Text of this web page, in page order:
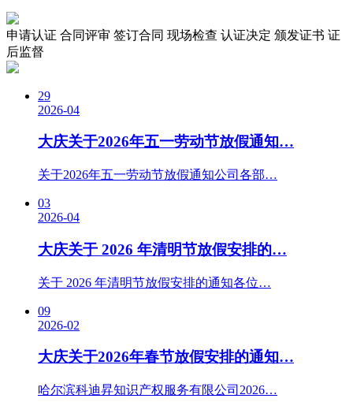
申请认证 合同评审 签订合同 现场检查 认证决定 颁发证书 证
后监督
29
2026-04
大庆关于2026年五一劳动节放假通知…
关于2026年五一劳动节放假通知公司各部…
03
2026-04
大庆关于 2026 年清明节放假安排的…
关于 2026 年清明节放假安排的通知各位…
09
2026-02
大庆关于2026年春节放假安排的通知…
哈尔滨科迪昇知识产权服务有限公司2026…